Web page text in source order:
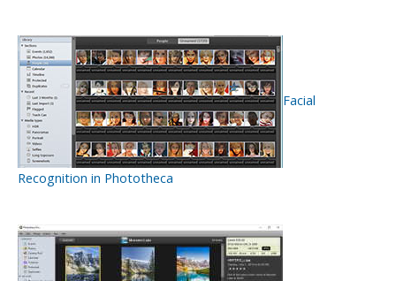
Facial
Recognition in Phototheca